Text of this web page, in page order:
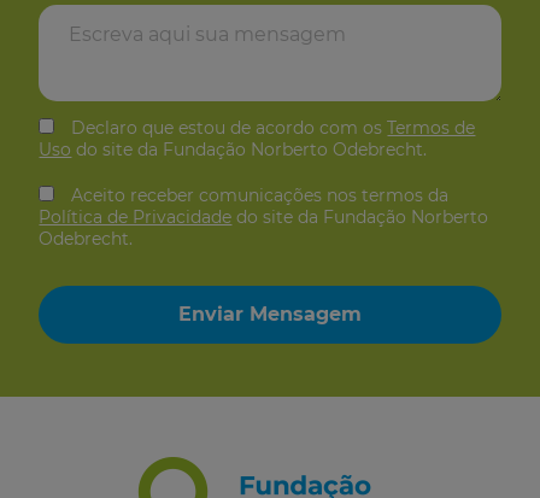
Declaro que estou de acordo com osTermos de
Uso do site da Fundação Norberto Odebrecht.
Aceito receber comunicações nos termos da
Política de Privacidade do site da Fundação Norberto
Odebrecht.